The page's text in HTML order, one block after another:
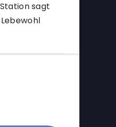
sagt